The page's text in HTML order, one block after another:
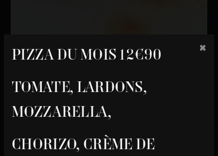
PIZZA DU MOIS 12€90
TOMATE, LARDONS,
MOZZARELLA,
CHORIZO, CRÈME DE
×